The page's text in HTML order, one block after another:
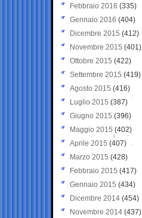
Febbraio 2016 (335)
Gennaio 2016 (404)
Dicembre 2015 (412)
Novembre 2015 (401)
Ottobre 2015 (422)
Settembre 2015 (419)
Agosto 2015 (416)
Luglio 2015 (387)
Giugno 2015 (396)
Maggio 2015 (402)
Aprile 2015 (407)
Marzo 2015 (428)
Febbraio 2015 (417)
Gennaio 2015 (434)
Dicembre 2014 (454)
Novembre 2014 (437)